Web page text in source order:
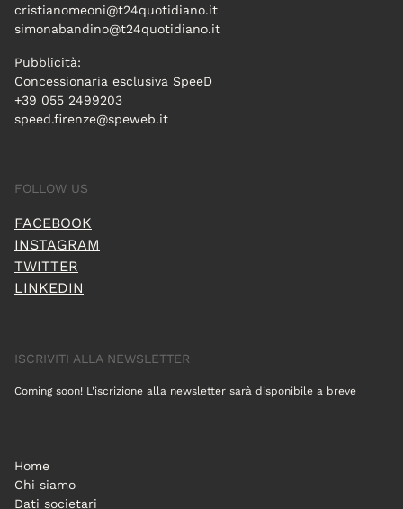
cristianomeoni@t24quotidiano.it
simonabandino@t24quotidiano.it
Pubblicità:
Concessionaria esclusiva SpeeD
+39 055 2499203
speed.firenze@speweb.it
FOLLOW US
FACEBOOK
INSTAGRAM
TWITTER
LINKEDIN
ISCRIVITI ALLA NEWSLETTER
Coming soon! L'iscrizione alla newsletter sarà disponibile a breve
Home
Chi siamo
Dati societari